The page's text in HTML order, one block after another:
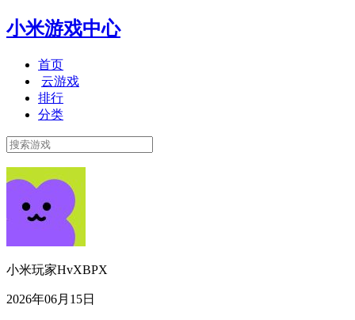
小米游戏中心
首页
云游戏
排行
分类
小米玩家HvXBPX
2026年06月15日